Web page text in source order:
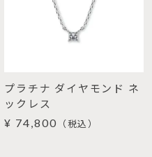
プラチナ ダイヤモンド ネ
ックレス
¥ 74,800 （税込）